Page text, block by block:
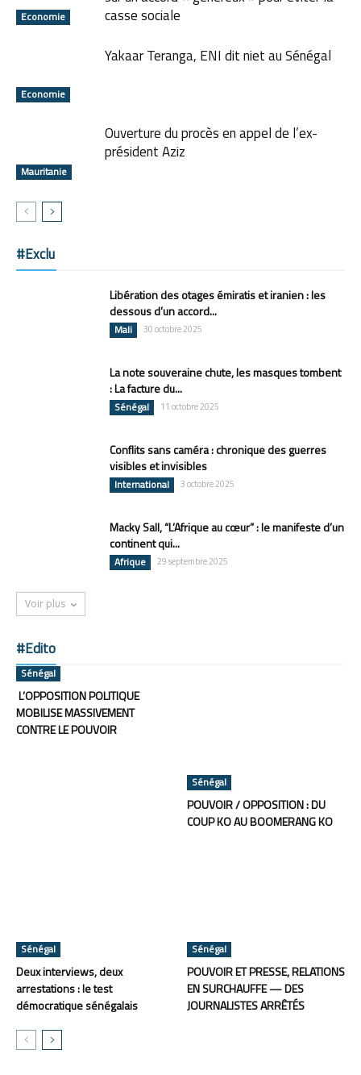
Economie
casse sociale
Economie
Yakaar Teranga, ENI dit niet au Sénégal
Mauritanie
Ouverture du procès en appel de l’ex-
président Aziz
#Exclu
Libération des otages émiratis et iranien : les
dessous d’un accord...
Mali 30 octobre 2025
La note souveraine chute, les masques tombent
: La facture du...
Sénégal 11 octobre 2025
Conflits sans caméra : chronique des guerres
visibles et invisibles
International 3 octobre 2025
Macky Sall, “L’Afrique au cœur” : le manifeste d’un
continent qui...
Afrique 29 septembre 2025
Voir plus
#Edito
Sénégal
L’OPPOSITION POLITIQUE
MOBILISE MASSIVEMENT
CONTRE LE POUVOIR
Sénégal
POUVOIR / OPPOSITION : DU
COUP KO AU BOOMERANG KO
Sénégal
Deux interviews, deux
arrestations : le test
démocratique sénégalais
Sénégal
POUVOIR ET PRESSE, RELATIONS
EN SURCHAUFFE — DES
JOURNALISTES ARRÊTÉS